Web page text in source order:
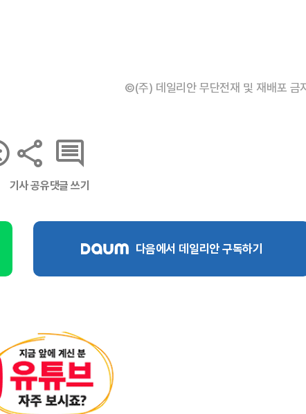
©(주) 데일리안 무단전재 및 재배포 금
기사 공유댓글 쓰기
다음에서 데일리안 구독하기